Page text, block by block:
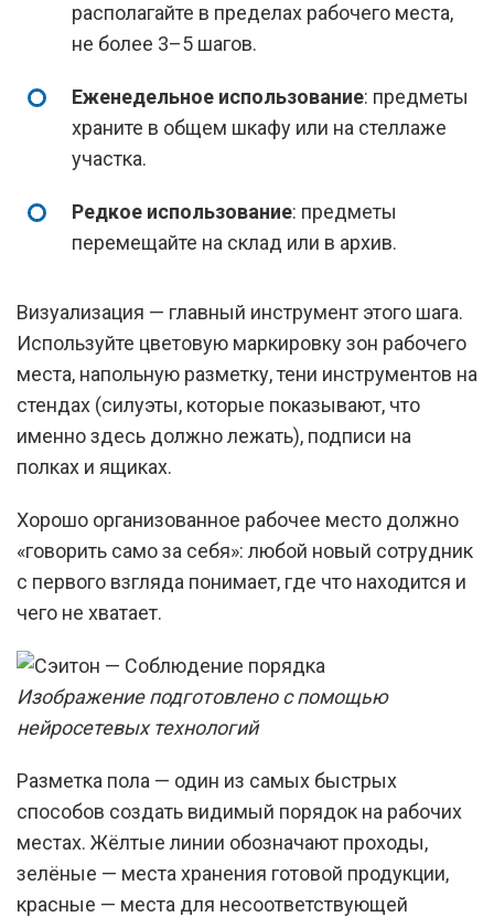
располагайте в пределах рабочего места,
не более 3–5 шагов.
Еженедельное использование: предметы
храните в общем шкафу или на стеллаже
участка.
Редкое использование: предметы
перемещайте на склад или в архив.
Визуализация — главный инструмент этого шага.
Используйте цветовую маркировку зон рабочего
места, напольную разметку, тени инструментов на
стендах (силуэты, которые показывают, что
именно здесь должно лежать), подписи на
полках и ящиках.
Хорошо организованное рабочее место должно
«говорить само за себя»: любой новый сотрудник
с первого взгляда понимает, где что находится и
чего не хватает.
Изображение подготовлено с помощью
нейросетевых технологий
Разметка пола — один из самых быстрых
способов создать видимый порядок на рабочих
местах. Жёлтые линии обозначают проходы,
зелёные — места хранения готовой продукции,
красные — места для несоответствующей